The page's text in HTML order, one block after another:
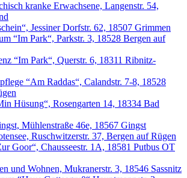
kranke Erwachsene, Langenstr. 54,
Jessiner Dorfstr. 62, 18507 Grimmen
“Im Park“, Parkstr. 3, 18528 Bergen auf
“Im Park“, Querstr. 6, 18311 Ribnitz-
“Am Raddas“, Calandstr. 7-8, 18528
Hüsung“, Rosengarten 14, 18334 Bad
Mühlenstraße 46e, 18567 Gingst
Ruschwitzerstr. 37, Bergen auf Rügen
Goor“, Chausseestr. 1A, 18581 Putbus OT
und Wohnen, Mukranerstr. 3, 18546 Sassnitz